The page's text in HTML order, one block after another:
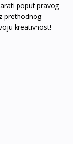
poput pravog
prethodnog
kreativnost!